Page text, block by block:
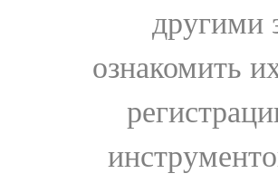
другими
ознакомить